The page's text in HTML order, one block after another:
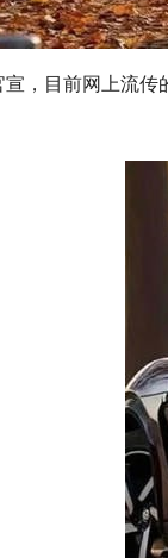
目前网上流传